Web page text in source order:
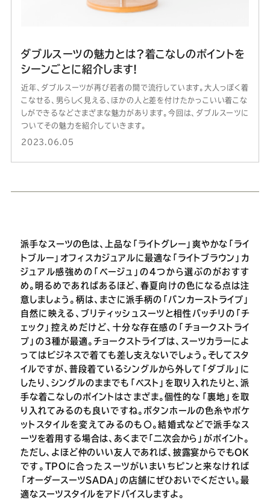
ダブルスーツの魅力とは?着こなしのポイントを
シーンごとに紹介します!
近年、ダブルスーツが再び若者の間で流行しています。大人っぽく着
こなせる、男らしく見える、ほかの人と差を付けたかっこいい着こな
しができるなどさまざまな魅力があります。今回は、ダブルスーツに
ついてその魅力を紹介していきます。
2023.06.05
派手なスーツの色は、上品な「ライトグレー」爽やかな「ライ
トブルー」オフィスカジュアルに最適な「ライトブラウン」カ
ジュアル感強めの「ベージュ」の4つから選ぶのがおすす
め。明るめであればあるほど、春夏向けの色になる点は注
意しましょう。柄は、まさに派手柄の「バンカーストライプ」
自然に映える、ブリティッシュスーツと相性バッチリの「チ
ェック」控えめだけど、十分な存在感の「チョークストライ
プ」の3種が最適。チョークストライプは、スーツカラーによ
ってはビジネスで着ても差し支えないでしょう。そしてスタ
イルですが、普段着ているシングルから外して「ダブル」に
したり、シングルのままでも「ベスト」を取り入れたりと、派
手な着こなしのポイントはさまざま。個性的な「裏地」を取
り入れてみるのも良いですね。ボタンホールの色糸やポケ
ットスタイルを変えてみるのも〇。結婚式などで派手なス
ーツを着用する場合は、あくまで「二次会から」がポイント。
ただし、よほど仲のいい友人であれば、披露宴からでもOK
です。TPOに合ったスーツがいまいちピンと来なければ
「オーダースーツSADA」の店舗にぜひおいでください。最
適なスーツスタイルをアドバイスしますよ。